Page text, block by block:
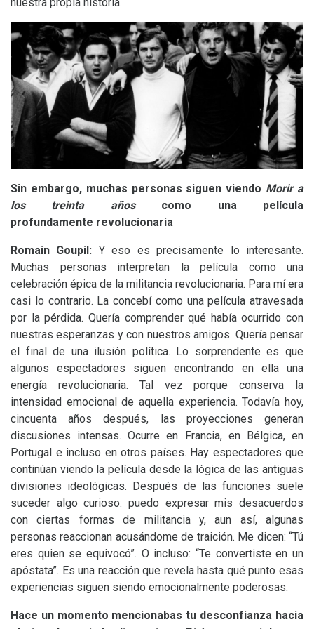
Sin embargo, muchas personas siguen viendo Morir a
los treinta añoscomo una película
profundamente revolucionaria
Romain Goupil: Y eso es precisamente lo interesante.
Muchas personas interpretan la película como una
celebración épica de la militancia revolucionaria. Para mí era
casi lo contrario. La concebí como una película atravesada
por la pérdida. Quería comprender qué había ocurrido con
nuestras esperanzas y con nuestros amigos. Quería pensar
el final de una ilusión política. Lo sorprendente es que
algunos espectadores siguen encontrando en ella una
energía revolucionaria. Tal vez porque conserva la
intensidad emocional de aquella experiencia. Todavía hoy,
cincuenta años después, las proyecciones generan
discusiones intensas. Ocurre en Francia, en Bélgica, en
Portugal e incluso en otros países. Hay espectadores que
continúan viendo la película desde la lógica de las antiguas
divisiones ideológicas. Después de las funciones suele
suceder algo curioso: puedo expresar mis desacuerdos
con ciertas formas de militancia y, aun así, algunas
personas reaccionan acusándome de traición. Me dicen: “Tú
eres quien se equivocó”. O incluso: “Te convertiste en un
apóstata”. Es una reacción que revela hasta qué punto esas
experiencias siguen siendo emocionalmente poderosas.
Hace un momento mencionabas tu desconfianza hacia